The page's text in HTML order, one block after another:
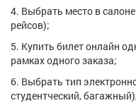
4. Выбрать место в
рейсов);
5. Купить билет онлайн
рамках одного заказа;
6. Выбрать тип
студентческий,